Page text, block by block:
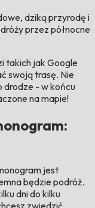
dziką przyrodę i
przez północne
takich jak Google
swoją trasę. Nie
drodze - w końcu
na mapie!
jest
będzie podróż.
dni do kilku
zwiedzić.